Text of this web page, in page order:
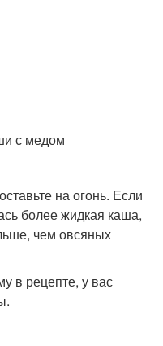
с медом
на огонь. Если
более жидкая каша,
чем овсяных
в рецепте, у вас